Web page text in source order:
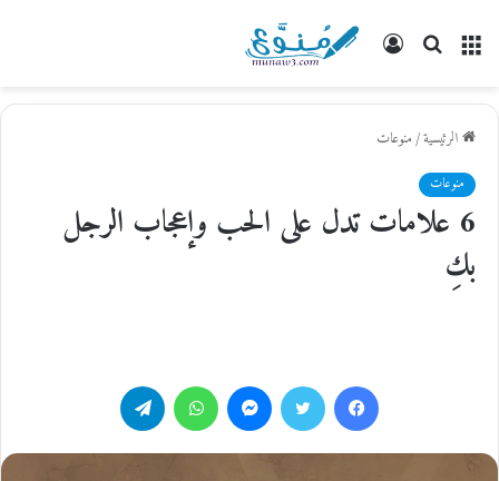
القائمة
بحث
تسجيل
الرئيسية/منوعات
منوعات
6 علامات تدل على الحب وإعجاب الرجل
بكِ
فيسبوك تويتر ماسنجر واتساب